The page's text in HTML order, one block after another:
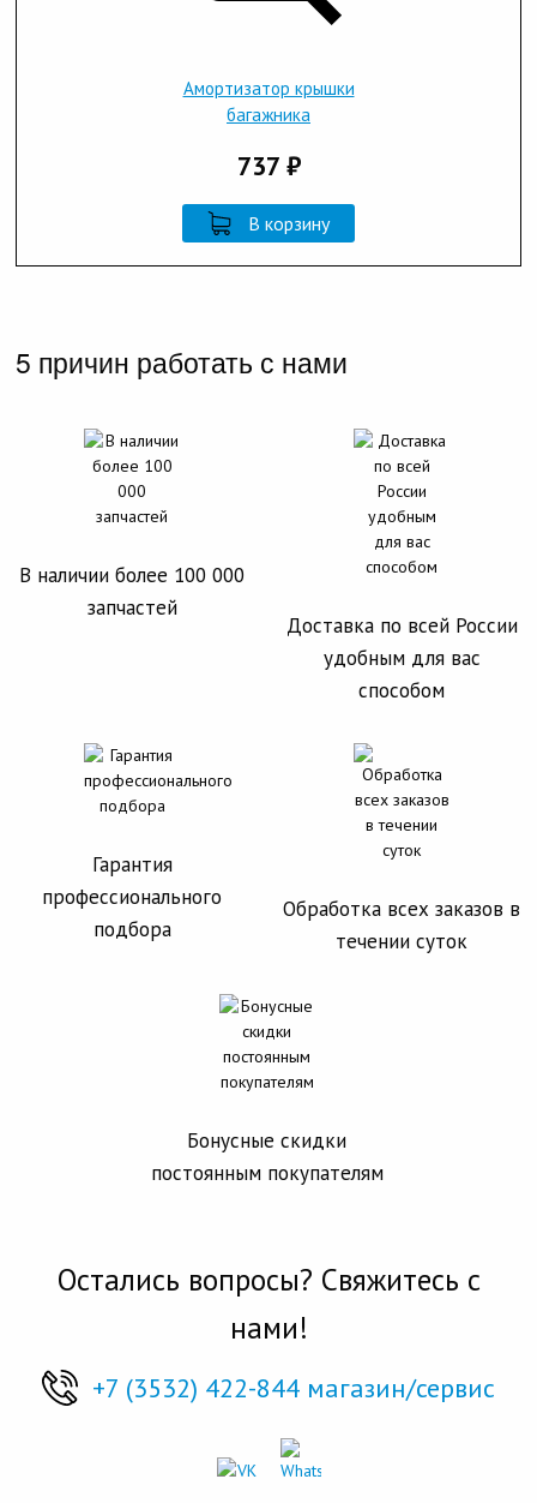
Амортизатор крышки
багажника
737 ₽
В корзину
5 причин работать с нами
В наличии более 100 000
запчастей
Доставка по всей России
удобным для вас
способом
Гарантия
профессионального
подбора
Обработка всех заказов в
течении суток
Бонусные скидки
постоянным покупателям
Остались вопросы? Свяжитесь с
нами!
+7 (3532) 422-844 магазин/сервис